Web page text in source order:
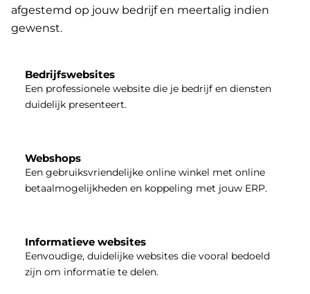
afgestemd op jouw bedrijf en meertalig indien
gewenst.
Bedrijfswebsites
Een professionele website die je bedrijf en diensten
duidelijk presenteert.
Webshops
Een gebruiksvriendelijke online winkel met online
betaalmogelijkheden en koppeling met jouw ERP.
Informatieve websites
Eenvoudige, duidelijke websites die vooral bedoeld
zijn om informatie te delen.